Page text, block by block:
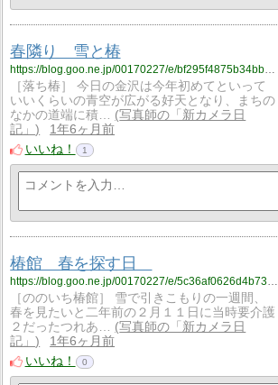
春隣り 雪と椿
https://blog.goo.ne.jp/00170227/e/bf295f4875b34bb0fb251c8a06a8a05b?fm=rss
［落ち椿］ 今日の金沢は今年初めてといって
いいくらいの青空が広がる好天となり、まちの
なかの道端に積…
写真師の「新カメラ日
記」
1年6ヶ月前
いいね！
1
椿館 春を探す日
https://blog.goo.ne.jp/00170227/e/5c36af0626d4b73a6f1603755805354d?fm=rss
［ののいち椿館］ 雪で引きこもりの一週間、
春を見たいと二年前の２月１１日に当時要介護
２だったつれあ…
写真師の「新カメラ日
記」
1年6ヶ月前
いいね！
0